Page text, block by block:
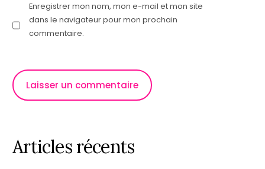
Enregistrer mon nom, mon e-mail et mon site
dans le navigateur pour mon prochain
commentaire.
Articles récents